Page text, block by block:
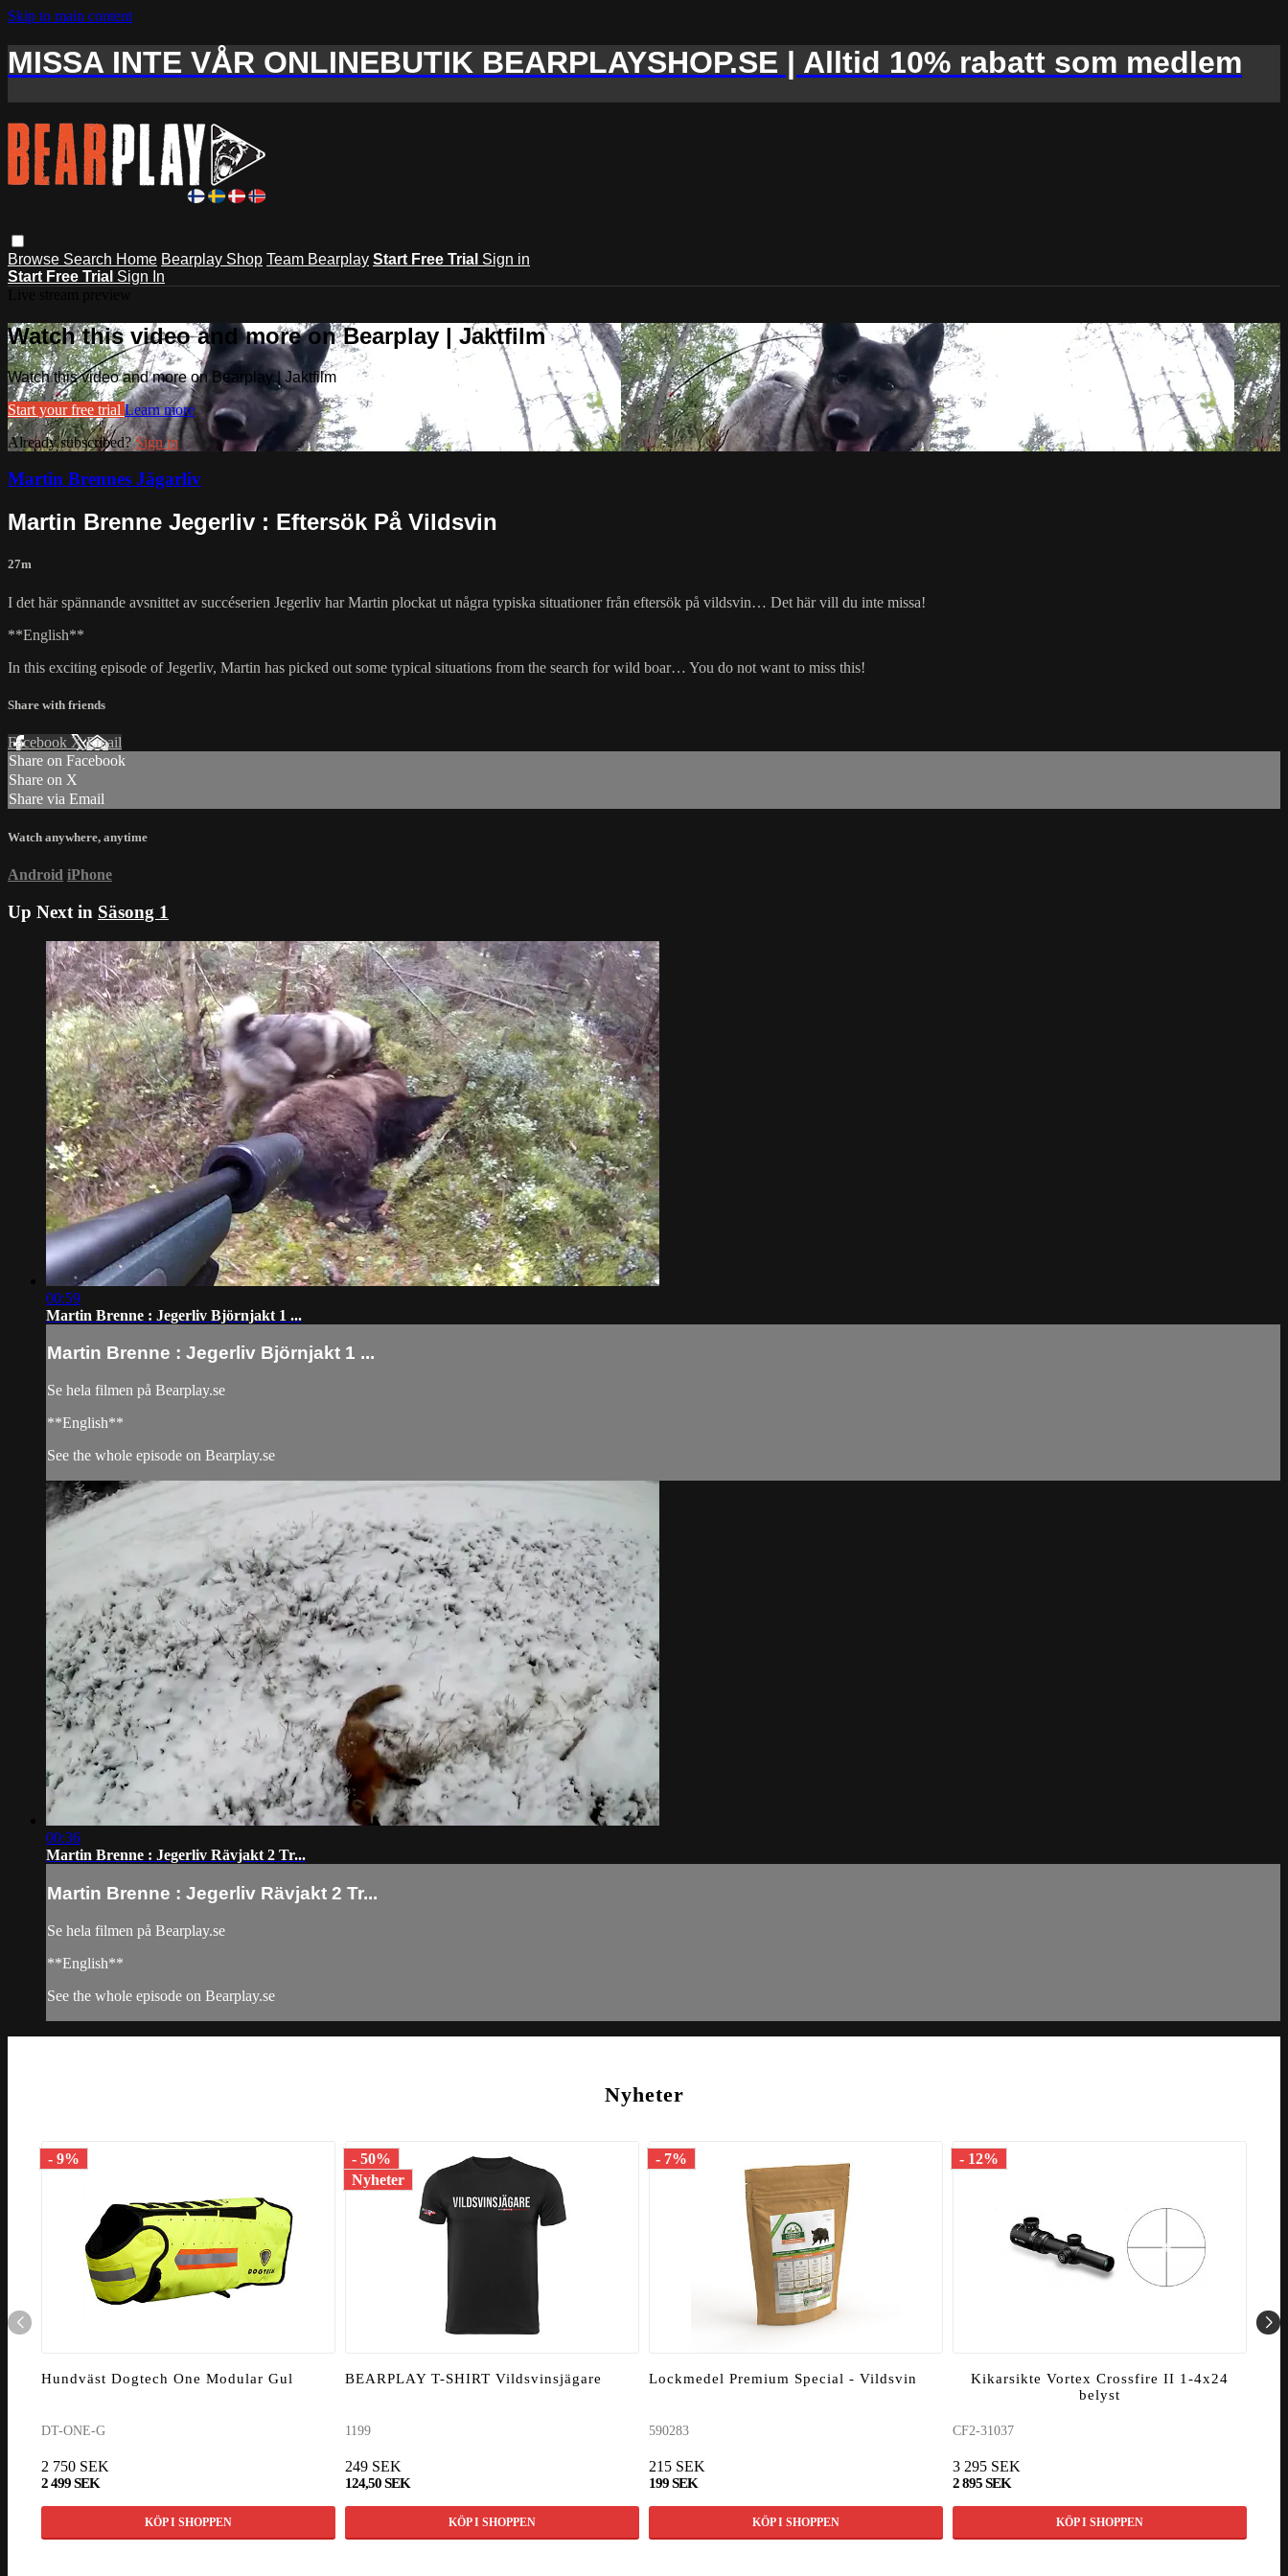
Skip to main content
MISSA INTE VÅR ONLINEBUTIK BEARPLAYSHOP.SE | Alltid 10% rabatt som medlem
Browse Search Home Bearplay Shop Team Bearplay Start Free Trial Sign in
Start Free Trial Sign In
Watch this video and more on Bearplay | Jaktfilm
Watch this video and more on Bearplay | Jaktfilm
Start your free trial Learn more
Already subscribed?Sign in
Martin Brennes Jägarliv
Martin Brenne Jegerliv : Eftersök På Vildsvin
27m
I det här spännande avsnittet av succéserien Jegerliv har Martin plockat ut några typiska situationer från eftersök på vildsvin… Det här vill du inte missa!
**English**
In this exciting episode of Jegerliv, Martin has picked out some typical situations from the search for wild boar… You do not want to miss this!
Share with friends
Facebook XEmail
Share on Facebook
Share on X
Share via Email
Watch anywhere, anytime
Android iPhone
Up Next in Säsong 1
00:59
Martin Brenne : Jegerliv Björnjakt 1 ...
Martin Brenne : Jegerliv Björnjakt 1 ...
Se hela filmen på Bearplay.se
**English**
See the whole episode on Bearplay.se
00:36
Martin Brenne : Jegerliv Rävjakt 2 Tr...
Martin Brenne : Jegerliv Rävjakt 2 Tr...
Se hela filmen på Bearplay.se
**English**
See the whole episode on Bearplay.se
Nyheter
- 9%
Hundväst Dogtech One Modular Gul
DT-ONE-G
2 750 SEK
2 499 SEK
KÖP I SHOPPEN
- 50%
Nyheter
BEARPLAY T-SHIRT Vildsvinsjägare
1199
249 SEK
124,50 SEK
KÖP I SHOPPEN
- 7%
Lockmedel Premium Special - Vildsvin
590283
215 SEK
199 SEK
KÖP I SHOPPEN
- 12%
Kikarsikte Vortex Crossfire II 1-4x24
belyst
CF2-31037
3 295 SEK
2 895 SEK
KÖP I SHOPPEN